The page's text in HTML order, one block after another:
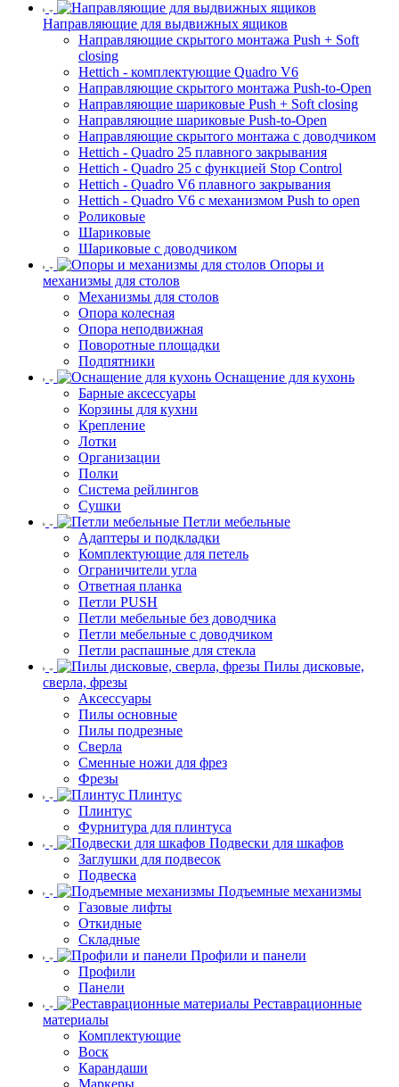
Направляющие для выдвижных ящиков
Направляющие скрытого монтажа Push + Soft
closing
Hettich - комплектующие Quadro V6
Направляющие скрытого монтажа Push-to-Open
Направляющие шариковые Push + Soft closing
Направляющие шариковые Push-to-Open
Направляющие скрытого монтажа с доводчиком
Hettich - Quadro 25 плавного закрывания
Hettich - Quadro 25 с функцией Stop Control
Hettich - Quadro V6 плавного закрывания
Hettich - Quadro V6 с механизмом Push to open
Роликовые
Шариковые
Шариковые с доводчиком
Опоры и
механизмы для столов
Механизмы для столов
Опора колесная
Опора неподвижная
Поворотные площадки
Подпятники
Оснащение для кухонь
Барные аксессуары
Корзины для кухни
Крепление
Лотки
Организации
Полки
Система рейлингов
Сушки
Петли мебельные
Адаптеры и подкладки
Комплектующие для петель
Ограничители угла
Ответная планка
Петли PUSH
Петли мебельные без доводчика
Петли мебельные с доводчиком
Петли распашные для стекла
Пилы дисковые,
сверла, фрезы
Аксессуары
Пилы основные
Пилы подрезные
Сверла
Сменные ножи для фрез
Фрезы
Плинтус
Плинтус
Фурнитура для плинтуса
Подвески для шкафов
Заглушки для подвесок
Подвеска
Подъемные механизмы
Газовые лифты
Откидные
Складные
Профили и панели
Профили
Панели
Реставрационные
материалы
Комплектующие
Воск
Карандаши
Маркеры